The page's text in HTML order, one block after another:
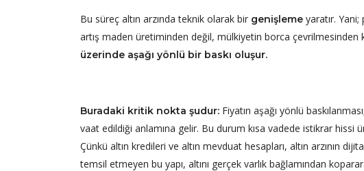
Bu süreç altın arzında teknik olarak bir genişleme yaratır.
artış maden üretiminden değil, mülkiyetin borca çevrilmesinden
üzerinde aşağı yönlü bir baskı oluşur.
Buradaki kritik nokta şudur: Fiyatın aşağı yönlü
vaat edildiği anlamına gelir. Bu durum kısa vadede istikrar hissi
Çünkü altın kredileri ve altın mevduat hesapları, altın arzının
temsil etmeyen bu yapı, altını gerçek varlık bağlamından